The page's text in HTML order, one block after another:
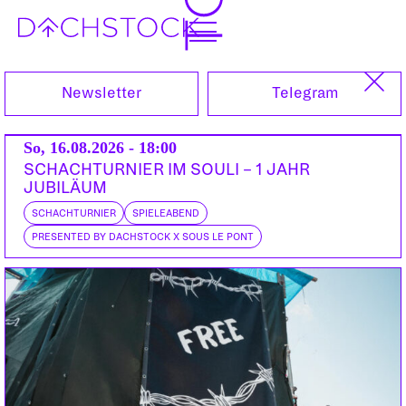
Sa, 11.11.2006
DARKSIDE
PSIDREAM CA | Nightfall, Red Light, Cymbalism, Renegade Hardware, 1210, Dogs On
Acid
Newsletter Telegram
So, 16.08.2026 - 18:00
SCHACHTURNIER IM SOULI – 1 JAHR
JUBILÄUM
SCHACHTURNIER SPIELEABEND
PRESENTED BY DACHSTOCK X SOUS LE PONT